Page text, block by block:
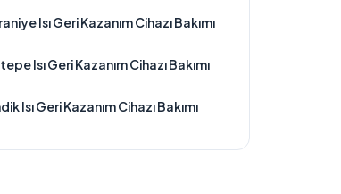
Isı Geri Kazanım Cihazı Bakımı
Isı Geri Kazanım Cihazı Bakımı
Isı Geri Kazanım Cihazı Bakımı